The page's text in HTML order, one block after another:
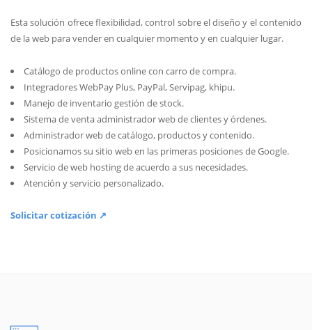
Esta solución ofrece flexibilidad, control sobre el diseño y el contenido
de la web para vender en cualquier momento y en cualquier lugar.
Catálogo de productos online con carro de compra.
Integradores WebPay Plus, PayPal, Servipag, khipu.
Manejo de inventario gestión de stock.
Sistema de venta administrador web de clientes y órdenes.
Administrador web de catálogo, productos y contenido.
Posicionamos su sitio web en las primeras posiciones de Google.
Servicio de web hosting de acuerdo a sus necesidades.
Atención y servicio personalizado.
Solicitar cotización ↗